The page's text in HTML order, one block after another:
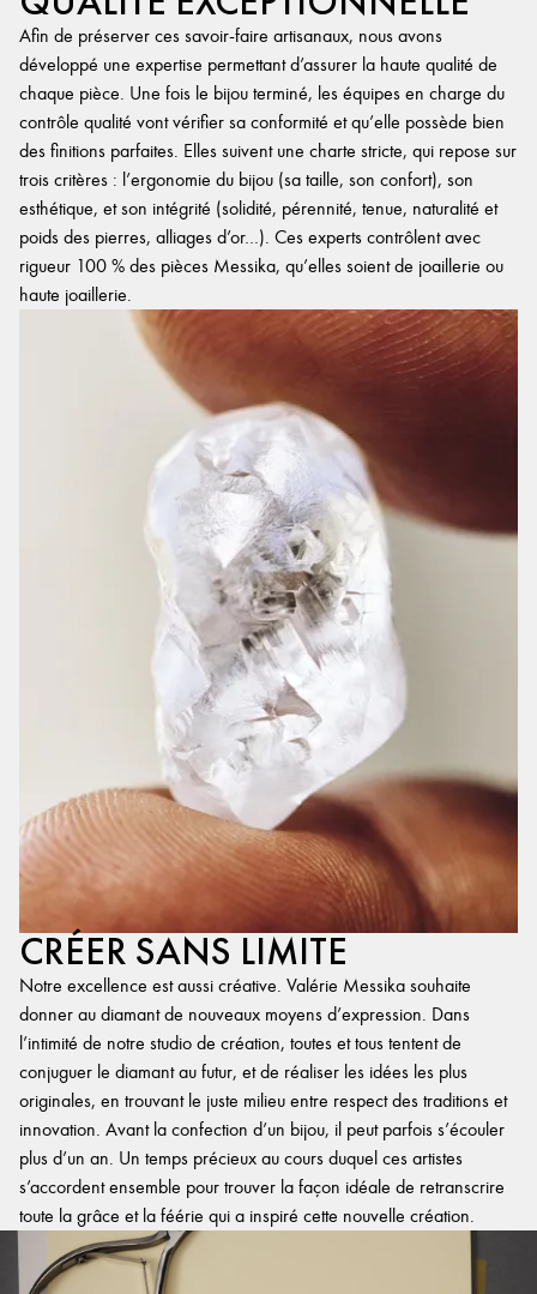
Afin de préserver ces savoir-faire artisanaux, nous avons
développé une expertise permettant d’assurer la haute qualité de
chaque pièce. Une fois le bijou terminé, les équipes en charge du
contrôle qualité vont vérifier sa conformité et qu’elle possède bien
des finitions parfaites. Elles suivent une charte stricte, qui repose sur
trois critères : l’ergonomie du bijou (sa taille, son confort), son
esthétique, et son intégrité (solidité, pérennité, tenue, naturalité et
poids des pierres, alliages d’or…). Ces experts contrôlent avec
rigueur 100 % des pièces Messika, qu’elles soient de joaillerie ou
haute joaillerie.
CRÉER SANS LIMITE
Notre excellence est aussi créative. Valérie Messika souhaite
donner au diamant de nouveaux moyens d’expression. Dans
l’intimité de notre studio de création, toutes et tous tentent de
conjuguer le diamant au futur, et de réaliser les idées les plus
originales, en trouvant le juste milieu entre respect des traditions et
innovation. Avant la confection d’un bijou, il peut parfois s’écouler
plus d’un an. Un temps précieux au cours duquel ces artistes
s’accordent ensemble pour trouver la façon idéale de retranscrire
toute la grâce et la féérie qui a inspiré cette nouvelle création.